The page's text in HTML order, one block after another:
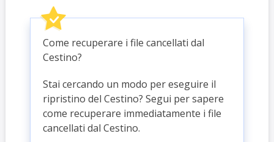
Come recuperare i file cancellati dal
Cestino?
Stai cercando un modo per eseguire il
ripristino del Cestino? Segui per sapere
come recuperare immediatamente i file
cancellati dal Cestino.